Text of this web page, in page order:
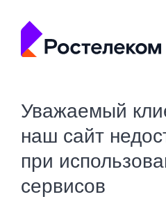
Уважаемый
наш сайт
при
сервисов